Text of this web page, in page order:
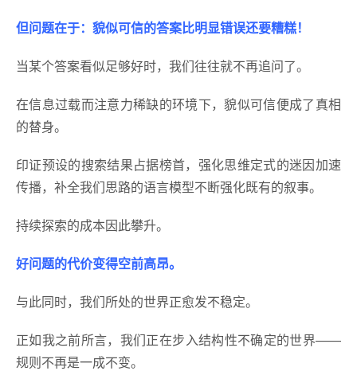
但问题在于：貌似可信的答案比明显错误还要糟糕！
当某个答案看似足够好时，我们往往就不再追问了。
在信息过载而注意力稀缺的环境下，貌似可信便成了真相
的替身。
印证预设的搜索结果占据榜首，强化思维定式的迷因加速
传播，补全我们思路的语言模型不断强化既有的叙事。
持续探索的成本因此攀升。
好问题的代价变得空前高昂。
与此同时，我们所处的世界正愈发不稳定。
正如我之前所言，我们正在步入结构性不确定的世界——
规则不再是一成不变。